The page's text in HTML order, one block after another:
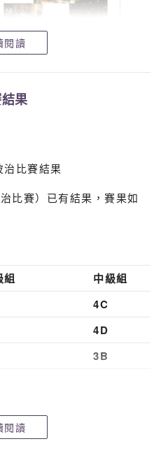
閱讀
果
比賽結果
比賽）已有結果，賽果如
組
中級組
4C
4D
3B
級組
閱讀